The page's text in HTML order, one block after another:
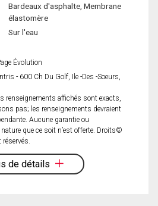
Bardeaux d'asphalte, Membrane
élastomère
Sur l'eau
Évolution
- 600 Ch Du Golf, Ile -Des -Soeurs,
renseignements affichés sont exacts,
pas; les renseignements devraient
Aucune garantie ou
que ce soit n’est offerte. Droits©
de détails